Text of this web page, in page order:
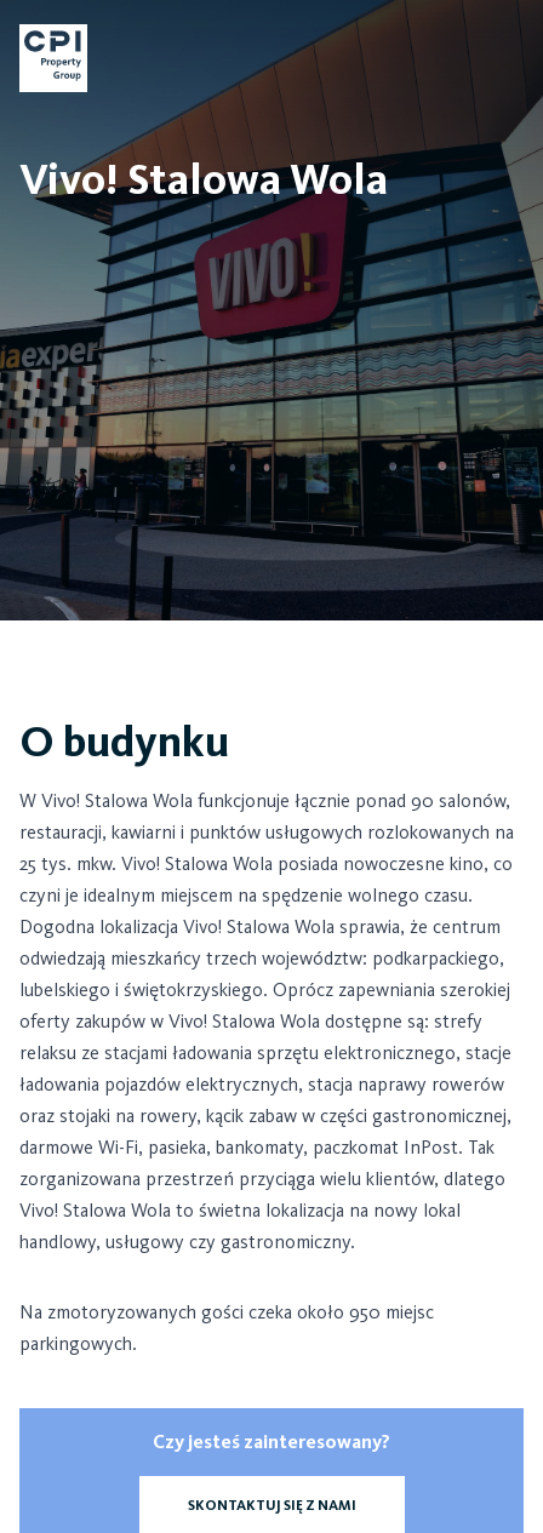
Vivo! Stalowa Wola
O budynku
W Vivo! Stalowa Wola funkcjonuje łącznie ponad 90 salonów,
restauracji, kawiarni i punktów usługowych rozlokowanych na
25 tys. mkw. Vivo! Stalowa Wola posiada nowoczesne kino, co
czyni je idealnym miejscem na spędzenie wolnego czasu.
Dogodna lokalizacja Vivo! Stalowa Wola sprawia, że centrum
odwiedzają mieszkańcy trzech województw: podkarpackiego,
lubelskiego i świętokrzyskiego. Oprócz zapewniania szerokiej
oferty zakupów w Vivo! Stalowa Wola dostępne są: strefy
relaksu ze stacjami ładowania sprzętu elektronicznego, stacje
ładowania pojazdów elektrycznych, stacja naprawy rowerów
oraz stojaki na rowery, kącik zabaw w części gastronomicznej,
darmowe Wi-Fi, pasieka, bankomaty, paczkomat InPost. Tak
zorganizowana przestrzeń przyciąga wielu klientów, dlatego
Vivo! Stalowa Wola to świetna lokalizacja na nowy lokal
handlowy, usługowy czy gastronomiczny.
Na zmotoryzowanych gości czeka około 950 miejsc
parkingowych.
Czy jesteś zainteresowany?
SKONTAKTUJ SIĘ Z NAMI